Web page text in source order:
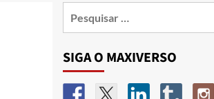
SIGA O MAXIVERSO